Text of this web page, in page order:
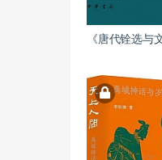
《唐代铨选与